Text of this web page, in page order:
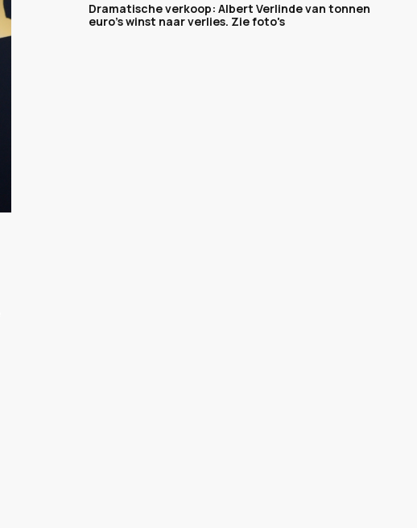
Dramatische verkoop: Albert Verlinde van tonnen
euro's winst naar verlies. Zie foto's